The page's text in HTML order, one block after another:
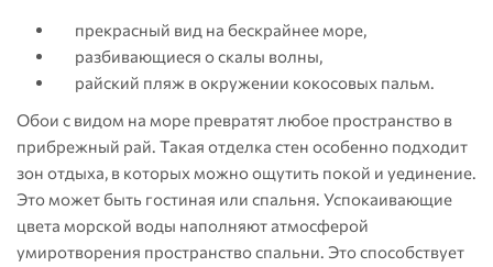
прекрасный вид на бескрайнее море,
разбивающиеся о скалы волны,
райский пляж в окружении кокосовых пальм.
Обои с видом на море превратят любое пространство в
прибрежный рай. Такая отделка стен особенно подходит
зон отдыха, в которых можно ощутить покой и уединение.
Это может быть гостиная или спальня. Успокаивающие
цвета морской воды наполняют атмосферой
умиротворения пространство спальни. Это способствует